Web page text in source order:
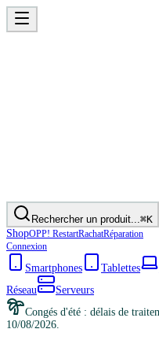
Rechercher un produit...⌘K
ShopOPP! RestartRachatRéparation
Connexion
Smartphones Tablettes
Réseau
Serveurs
Congés d'été : délais de
10/08/2026.